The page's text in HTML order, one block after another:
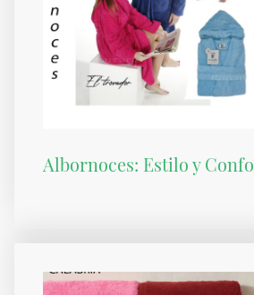
Albornoces: Estilo y